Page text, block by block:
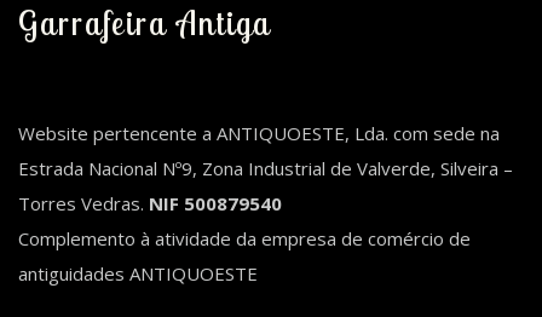
Garrafeira Antiga
Website pertencente a ANTIQUOESTE, Lda. com sede na
Estrada Nacional Nº9, Zona Industrial de Valverde, Silveira –
Torres Vedras. NIF 500879540
Complemento à atividade da empresa de comércio de
antiguidades ANTIQUOESTE